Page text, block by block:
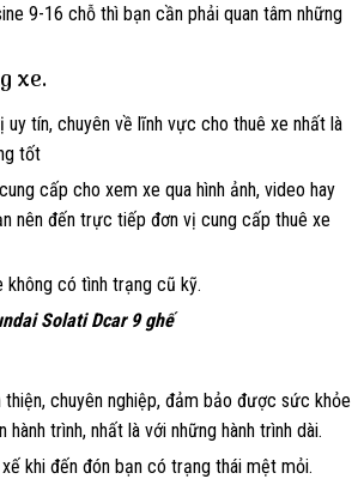
9-16 chỗ thì bạn cần phải quan tâm những
xe.
uy tín, chuyên về lĩnh vực cho thuê xe nhất là
tốt
cấp cho xem xe qua hình ảnh, video hay
nên đến trực tiếp đơn vị cung cấp thuê xe
không có tình trạng cũ kỹ.
Solati Dcar 9 ghế
thiện, chuyên nghiệp, đảm bảo được sức khỏe
trình, nhất là với những hành trình dài.
khi đến đón bạn có trạng thái mệt mỏi.